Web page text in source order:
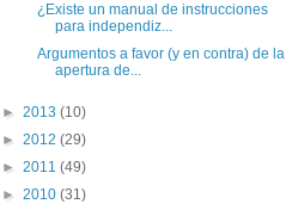
¿Existe un manual de instrucciones
para independiz...
Argumentos a favor (y en contra) de la
apertura de...
► 2013 (10)
► 2012 (29)
► 2011 (49)
► 2010 (31)